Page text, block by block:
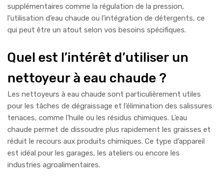
supplémentaires comme la régulation de la pression,
l’utilisation d’eau chaude ou l’intégration de détergents, ce
qui peut être un atout selon vos besoins spécifiques.
Quel est l’intérêt d’utiliser un
nettoyeur à eau chaude ?
Les nettoyeurs à eau chaude sont particulièrement utiles
pour les tâches de dégraissage et l’élimination des salissures
tenaces, comme l’huile ou les résidus chimiques. L’eau
chaude permet de dissoudre plus rapidement les graisses et
réduit le recours aux produits chimiques. Ce type d’appareil
est idéal pour les garages, les ateliers ou encore les
industries agroalimentaires.